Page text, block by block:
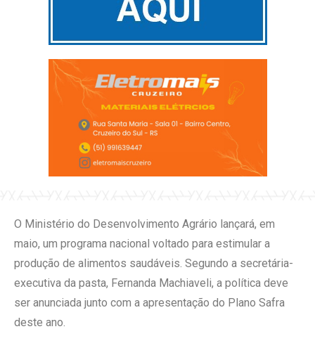
O Ministério do Desenvolvimento Agrário lançará, em
maio, um programa nacional voltado para estimular a
produção de alimentos saudáveis. Segundo a secretária-
executiva da pasta, Fernanda Machiaveli, a política deve
ser anunciada junto com a apresentação do Plano Safra
deste ano.